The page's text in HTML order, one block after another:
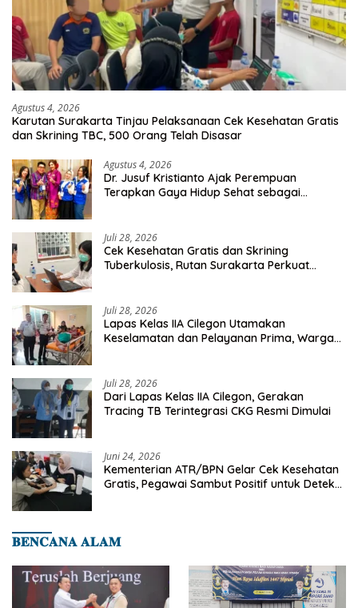
Agustus 4, 2026
Karutan Surakarta Tinjau Pelaksanaan Cek Kesehatan Gratis
dan Skrining TBC, 500 Orang Telah Disasar
Agustus 4, 2026
Dr. Jusuf Kristianto Ajak Perempuan
Terapkan Gaya Hidup Sehat sebagai
Juli 28, 2026
Cek Kesehatan Gratis dan Skrining
Tuberkulosis, Rutan Surakarta Perkuat
Juli 28, 2026
Lapas Kelas IIA Cilegon Utamakan
Keselamatan dan Pelayanan Prima, Warga
Juli 28, 2026
Dari Lapas Kelas IIA Cilegon, Gerakan
Tracing TB Terintegrasi CKG Resmi Dimulai
Juni 24, 2026
Kementerian ATR/BPN Gelar Cek Kesehatan
Gratis, Pegawai Sambut Positif untuk Deteksi
𝐁𝐄𝐍𝐂𝐀𝐍𝐀 𝐀𝐋𝐀𝐌